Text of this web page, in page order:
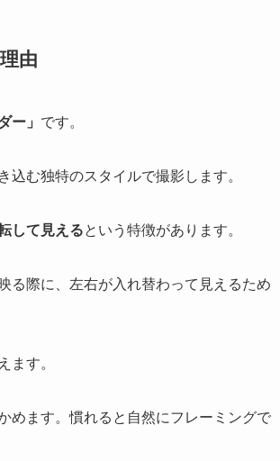
由
ー」 です。
む独特のスタイルで撮影します。
して見えるという特徴があります。
る際に、左右が入れ替わって見えるため
ます。
めます。慣れると自然にフレーミングで